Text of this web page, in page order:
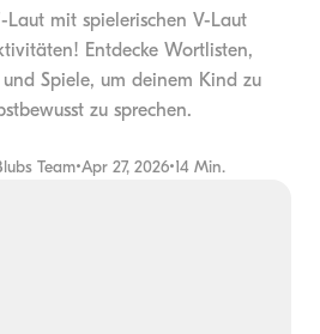
mit spielerischen V-Laut
Entdecke Wortlisten,
Spiele, um deinem Kind zu
zu sprechen.
Team•Apr 27, 2026•14 Min.